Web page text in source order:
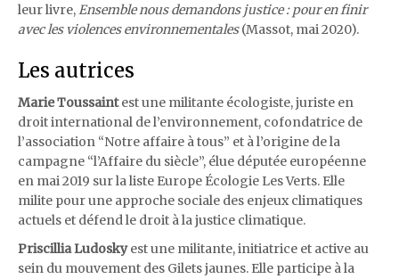
leur livre,Ensemble nous demandons justice : pour en finir
avec les violences environnementales (Massot, mai 2020).
Les autrices
Marie Toussaintest une militante écologiste, juriste en
droit international de l’environnement, cofondatrice de
l’association “Notre affaire à tous” et à l’origine de la
campagne “l’Affaire du siècle”, élue députée européenne
en mai 2019 sur la liste Europe Écologie Les Verts. Elle
milite pour une approche sociale des enjeux climatiques
actuels et défend le droit à la justice climatique.
Priscillia Ludoskyest une militante, initiatrice et active au
sein du mouvement des Gilets jaunes. Elle participe à la